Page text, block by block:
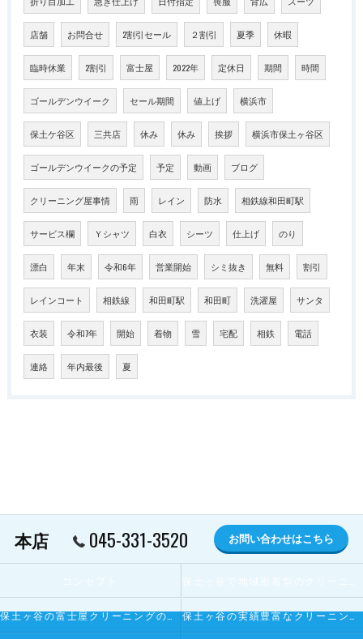
店舗 お問合せ 2割引セール ２割引 夏季 休暇
臨時休業 2割引 富士屋 2022年 定休日 期間 時間
ゴールデンウイーク セール期間 値上げ 横浜市
保土ケ谷区 三共店 休み 休み 挨拶 横浜市保土ヶ谷区
ゴールデンウイークの予定 予定 動画 ブログ
クリーニング屋事情 雨 レイン 防水 相鉄線和田町駅
サービス欄 Ｙシャツ 白衣 シーツ 仕上げ のり
漂白 年末 令和6年 営業開始 シミ抜き 無料 割引
レインコート 相鉄線 和田町駅 和田町 洗濯屋 サンタ
衣装 令和7年 開始 着物 雪 宅配 相鉄 電話
連絡 年内最後 夏
本店 045-331-3520 お問い合わせはこちら
保土ヶ谷の富士屋クリーニングの寄せられるお客様の声 保土ヶ谷の実績豊富なクリーニング屋